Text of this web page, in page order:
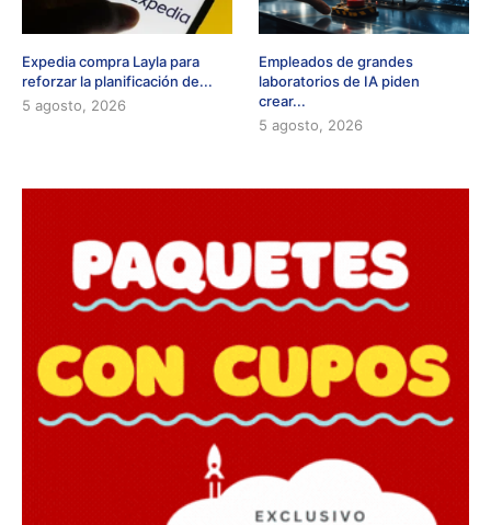
Expedia compra Layla para
reforzar la planificación de...
5 agosto, 2026
Empleados de grandes
laboratorios de IA piden
crear...
5 agosto, 2026